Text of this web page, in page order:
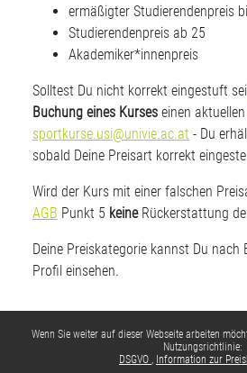
Wenn Sie weiter auf dieser Webseite arbeiten
Nutzungsrichtlinie:
DSGVO
Information zur
ermäßigter Studierendenpreis
Studierendenpreis ab 25
Akademiker*innenpreis
Solltest Du nicht korrekt eingestuft
Buchung eines Kurses einen aktuellen
sportkurse.usi@univie.ac.at - Du
sobald Deine Preisart korrekt
Wird der Kurs mit einer falschen
AGB Punkt 5 keine Rückerstattung
Deine Preiskategorie kannst Du nach
Profil einsehen.